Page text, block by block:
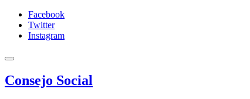
Facebook
Twitter
Instagram
Consejo Social